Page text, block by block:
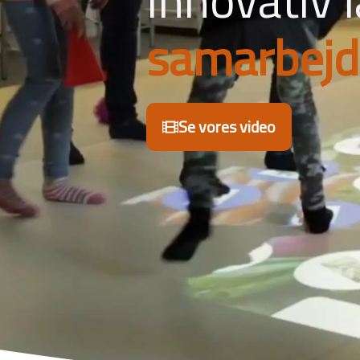
Se vores video